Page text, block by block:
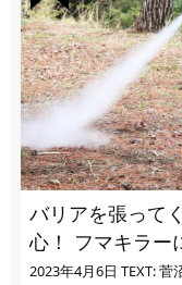
バリアを張って
心！ フマキラーに聞く「最強の虫撃退グッズ
vol.4」【キャン
2023年4月6日 TEXT: 菅